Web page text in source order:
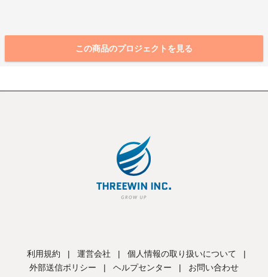
この商品のプロジェクトを見る
利用規約 | 運営会社 | 個人情報の取り扱いについて
|
外部送信ポリシー
| ヘルプセンター | お問い合わせ